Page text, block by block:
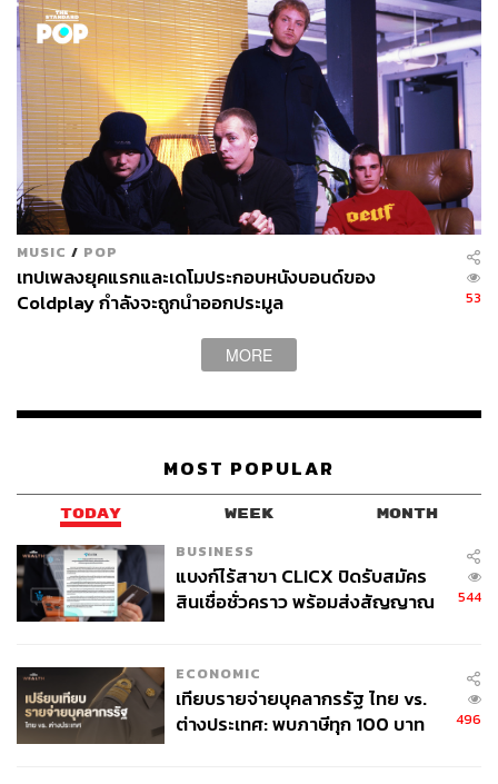
เรียกเรามาถ่ายทำ ทุกอย่างเกิดขึ้นได้เพราะผู้จัดการของเรา
เขาคงตื๊อจนทีมงานต้องยอมให้พวกเราได้มีส่วนร่วมด้วย”
ด้วยลุคดิบๆ แบบน่าเกรงขามของ Mastodon ไม่มีอะไรจะ
เหมาะกว่าการได้รับบทบาทเป็นกลุ่ม ‘คนเถื่อน’ ในซีรีส์นี้อีก
แล้ว โดยเหตุผลสำคัญที่วงเฮฟวีเมทัลจากอเมริกาได้มามีส่วน
ร่วมกับซีรีส์ชุดนี้คือ ดี.บี. ไวส์(D.B. Weiss) หนึ่งในผู้สร้างซี
รีส์ Game of Thronesเป็นแฟนตัวยงของ Mastodon โดยเจ้า
ตัวถึงกับส่งคำเชิญไปให้ทางวงเป็นการส่วนตัว
เขาถูกฆ่าโดยพวกไวต์วอล์กเกอร์ อย่างเลือดเย็น อย่างไร
ก็ตาม เบรนต์ ไฮด์ส (Brent Hinds) หนึ่งในสมาชิกของ
Mastodon กล่าวไว้ว่า พวกเขาจะกลับมาในซีรีส์ชุดนี้อีกครั้ง
MUSIC / POP
เทปเพลงยุคแรกและเดโมประกอบหนังบอนด์ของ
Coldplay กำลังจะถูกนำออกประมูล
53
MORE
MOST POPULAR
TODAY WEEK MONTH
BUSINESS
แบงก์ไร้สาขา CLICX ปิดรับสมัคร
สินเชื่อชั่วคราว พร้อมส่งสัญญาณ
544
ECONOMIC
เทียบรายจ่ายบุคลากรรัฐ ไทย vs.
ต่างประเทศ: พบภาษีทุก 100 บาท
496